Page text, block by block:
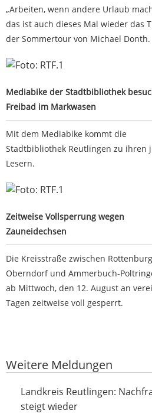
„Arbeiten, wenn andere Urlaub
das ist auch dieses Mal wieder das
der Sommertour von Michael Donth.
Mediabike der Stadtbibliothek
Mediabike der Stadtbibliothek
Freibad im Markwasen
Mit dem Mediabike kommt die
Stadtbibliothek Reutlingen zu ihren
Lesern.
Zeitweise Vollsperrung wegen
Zeitweise Vollsperrung wegen
Zauneidechsen
Die Kreisstraße zwischen
Oberndorf und Ammerbuch-
ab Mittwoch, den 12. August an
Tagen zeitweise voll gesperrt.
Weitere Meldungen
Nachfrage nach Investitionen
Landkreis Reutlingen:
steigt wieder